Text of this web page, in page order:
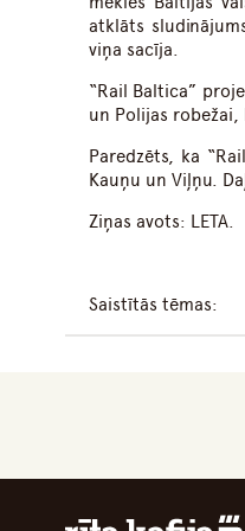
atklāts
viņa sacīja.
“Rail Baltica”
un Polijas
Paredzēts, ka
Kauņu un Viļņu.
Ziņas avots: LETA.
Saistītās tēmas: